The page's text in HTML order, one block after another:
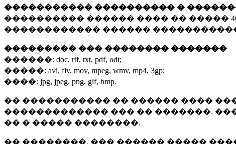
����������� ���������� �
���������� ������ ���� �� �����
������������ ������
��������� ��� �������� �������
������: doc, rtf, txt, pdf, odt;
�����: avi, flv, mov, mpeg, wmv, mp4, 3gp;
����: jpg, jpeg, png, gif, bmp.
�� ����������� �� ������ ����
������������� ��� �� �������.
�� � ����� ��������.
�� ��������, ��� ������ �����